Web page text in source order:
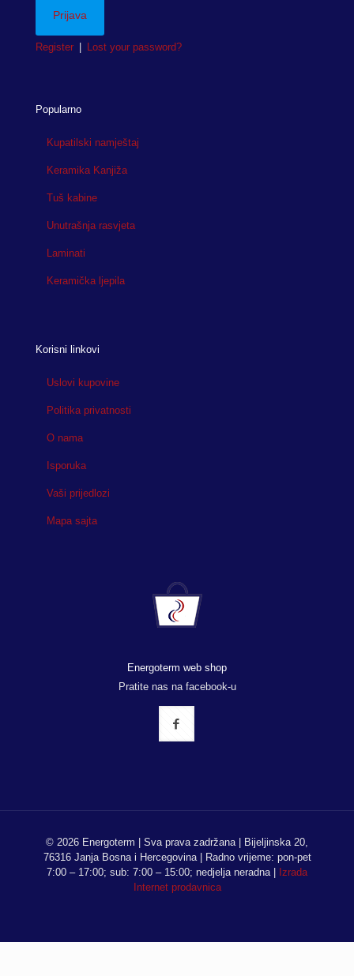
Register Lost your password?
Popularno
Kupatilski namještaj
Keramika Kanjiža
Tuš kabine
Unutrašnja rasvjeta
Laminati
Keramička ljepila
Korisni linkovi
Uslovi kupovine
Politika privatnosti
O nama
Isporuka
Vaši prijedlozi
Mapa sajta
Energoterm web shop
Pratite nas na facebook-u
© 2026 Energoterm | Sva prava zadržana | Bijeljinska 20,
76316 Janja Bosna i Hercegovina | Radno vrijeme: pon-pet
7:00 – 17:00; sub: 7:00 – 15:00; nedjelja neradna |
Izrada
Internet prodavnica